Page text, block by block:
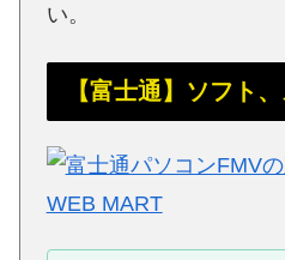
い。
【富士通】ソフト